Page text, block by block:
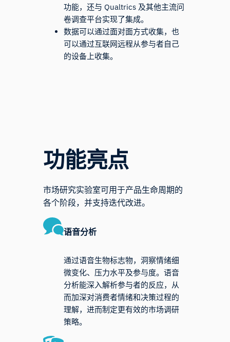
功能，还与 Qualtrics 及其他主流问
卷调查平台实现了集成。
数据可以通过面对面方式收集，也
可以通过互联网远程从参与者自己
的设备上收集。
功能亮点
市场研究实验室可用于产品生命周期的
各个阶段，并支持迭代改进。
语音分析
通过语音生物标志物，洞察情绪细
微变化、压力水平及参与度。语音
分析能深入解析参与者的反应，从
而加深对消费者情绪和决策过程的
理解，进而制定更有效的市场调研
策略。